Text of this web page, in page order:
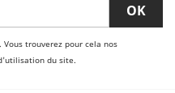
trouverez pour cela nos
du site.